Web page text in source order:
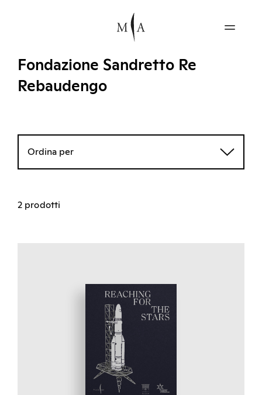
Fondazione Sandretto Re
Rebaudengo
Ordina per
2 prodotti